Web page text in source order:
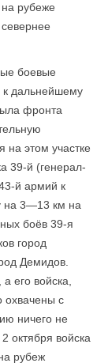
на рубеже
боевые
к дальнейшему
фронта
этом участке
39-й (генерал-
й армий к
на 3—13 км на
боёв 39-я
город
Демидов.
его войска,
охвачены с
ничего не
октября войска
рубеж